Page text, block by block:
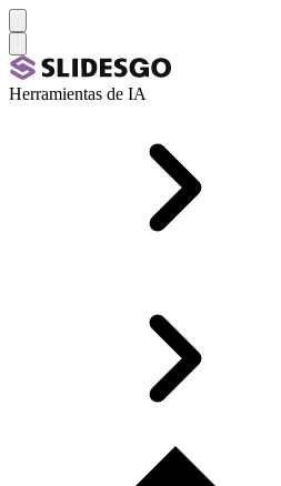
Herramientas de IA